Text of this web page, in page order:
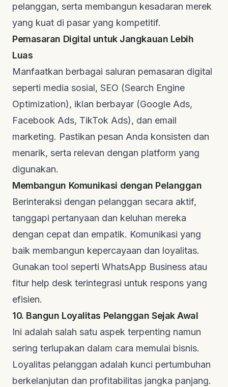
pelanggan, serta membangun kesadaran merek
yang kuat di pasar yang kompetitif.
Pemasaran Digital untuk Jangkauan Lebih
Luas
Manfaatkan berbagai saluran pemasaran digital
seperti media sosial, SEO (Search Engine
Optimization), iklan berbayar (Google Ads,
Facebook Ads, TikTok Ads), dan email
marketing. Pastikan pesan Anda konsisten dan
menarik, serta relevan dengan platform yang
digunakan.
Membangun Komunikasi dengan Pelanggan
Berinteraksi dengan pelanggan secara aktif,
tanggapi pertanyaan dan keluhan mereka
dengan cepat dan empatik. Komunikasi yang
baik membangun kepercayaan dan loyalitas.
Gunakan tool seperti WhatsApp Business atau
fitur help desk terintegrasi untuk respons yang
efisien.
10. Bangun Loyalitas Pelanggan Sejak Awal
Ini adalah salah satu aspek terpenting namun
sering terlupakan dalam cara memulai bisnis.
Loyalitas pelanggan adalah kunci pertumbuhan
berkelanjutan dan profitabilitas jangka panjang.